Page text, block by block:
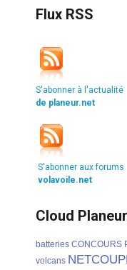
Flux RSS
S'abonner à l'actualité
de planeur.net
S'abonner aux forums
volavoile.net
Cloud
batteries CONCOURS
volcans